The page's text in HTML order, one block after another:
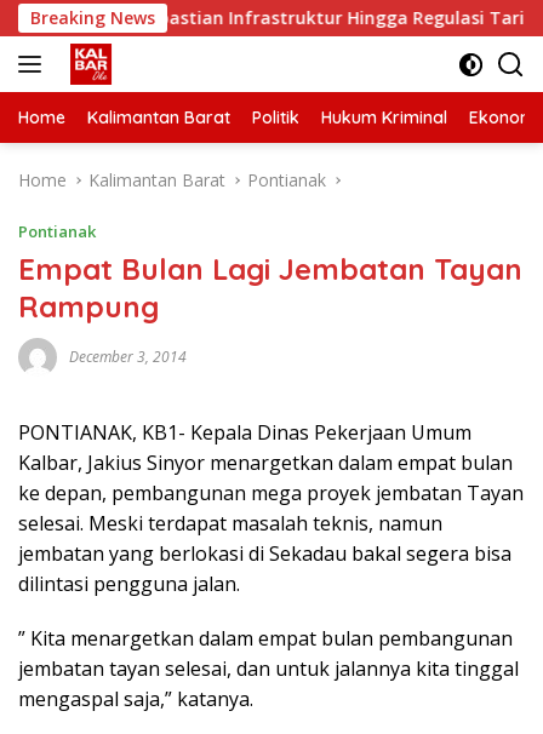
Skip
to
content
Breaking News
Minta Kepastian Infrastruktur Hingga Regulasi Tarif
Home Kalimantan Barat Politik Hukum Kriminal Ekonomi
Home Kalimantan Barat Pontianak
Pontianak
Empat Bulan Lagi Jembatan Tayan
Rampung
December 3, 2014
PONTIANAK, KB1- Kepala Dinas Pekerjaan Umum
Kalbar, Jakius Sinyor menargetkan dalam empat bulan
ke depan, pembangunan mega proyek jembatan Tayan
selesai. Meski terdapat masalah teknis, namun
jembatan yang berlokasi di Sekadau bakal segera bisa
dilintasi pengguna jalan.
” Kita menargetkan dalam empat bulan pembangunan
jembatan tayan selesai, dan untuk jalannya kita tinggal
mengaspal saja,” katanya.